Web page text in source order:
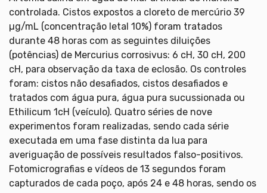
controlada. Cistos expostos a cloreto de mercúrio 39
µg/mL (concentração letal 10%) foram tratados
durante 48 horas com as seguintes diluições
(potências) de Mercurius corrosivus: 6 cH, 30 cH, 200
cH, para observação da taxa de eclosão. Os controles
foram: cistos não desafiados, cistos desafiados e
tratados com água pura, água pura sucussionada ou
Ethilicum 1cH (veículo). Quatro séries de nove
experimentos foram realizadas, sendo cada série
executada em uma fase distinta da lua para
averiguação de possíveis resultados falso-positivos.
Fotomicrografias e vídeos de 13 segundos foram
capturados de cada poço, após 24 e 48 horas, sendo os